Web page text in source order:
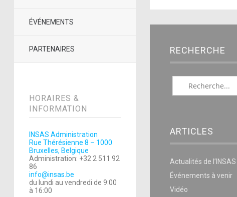
ÉVÉNEMENTS
PARTENAIRES
HORAIRES &
INFORMATION
INSAS Administration
Rue Thérésienne 8 – 1000
Bruxelles, Belgique
Administration: +32 2 511 92
86
info@insas.be
du lundi au vendredi de 9:00
à 16:00
RECHERCHE
ARTICLES
Actualités de l’INSAS
Événements à venir
Vidéo